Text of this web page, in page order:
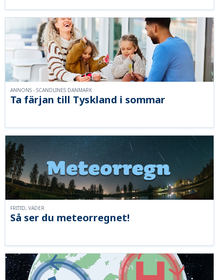
Ta färjan till Tyskland i sommar
ANNONS - SCANDLINES DANMARK
Så ser du meteorregnet!
FRITID, VÄDER